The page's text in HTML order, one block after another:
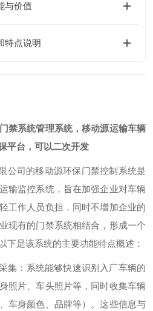
与价值
特点说明
禁系统管理系统，移动源运输车辆
平台，可以二次开发
公司的移动源环保门禁控制系统是
输监控系统，旨在加强企业对车辆
工作人员负担，同时不增加企业的
现有的门禁系统相结合，形成一个
下是该系统的主要功能特点概述：
集：系统能够快速识别入厂车辆的
照片、车头照片等，同时收集车辆
车身颜色、品牌等）。这些信息与